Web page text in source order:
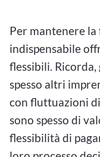
Per mantenere
indispensabile
flessibili.
spesso altri
con fluttuazioni
sono spesso di
flessibilità di